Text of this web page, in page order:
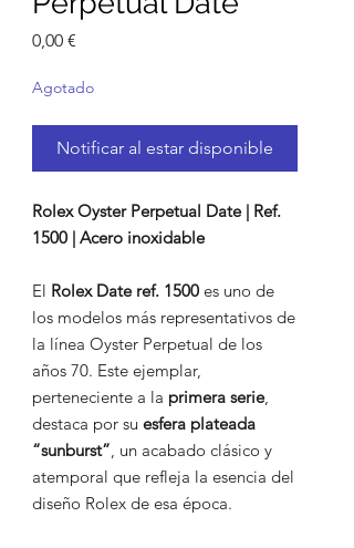
0,00 €
Agotado
Notificar al estar disponible
Rolex Oyster Perpetual Date | Ref.
1500 | Acero inoxidable
El Rolex Date ref. 1500 es uno de
los modelos más representativos de
la línea Oyster Perpetual de los
años 70. Este ejemplar,
perteneciente a la primera serie,
destaca por su esfera plateada
“sunburst”, un acabado clásico y
atemporal que refleja la esencia del
diseño Rolex de esa época.